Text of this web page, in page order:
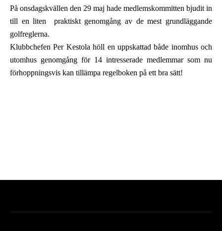
På onsdagskvällen den 29 maj hade medlemskommitten bjudit in
till en liten praktiskt genomgång av de mest grundläggande
golfreglerna.
Klubbchefen Per Kestola höll en uppskattad både inomhus och
utomhus genomgång för 14 intresserade medlemmar som nu
förhoppningsvis kan tillämpa regelboken på ett bra sätt!